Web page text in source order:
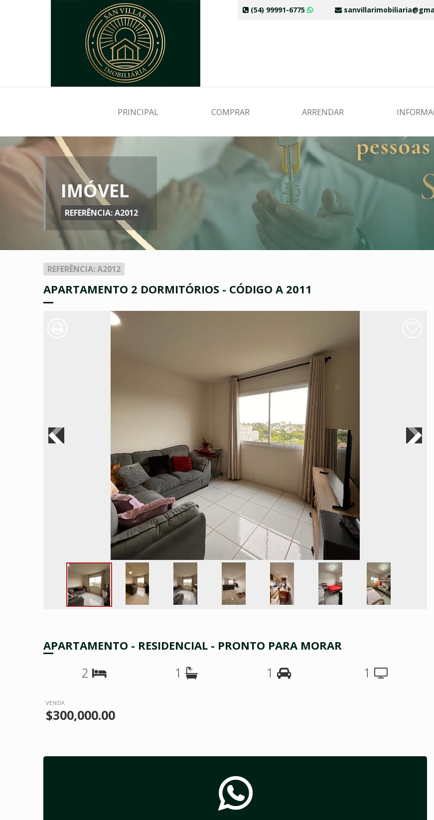
(54) 99991-6775
PRINCIPAL COMPRAR ARRENDAR
IMÓVEL
REFERÊNCIA: A2012
REFERÊNCIA: A2012
APARTAMENTO 2 DORMITÓRIOS - CÓDIGO A 2011
APARTAMENTO - RESIDENCIAL - PRONTO PARA MORAR
2 1 1 1
VENDA
$300,000.00